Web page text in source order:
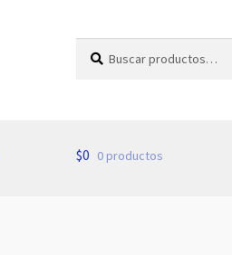
por:
$0 0 productos